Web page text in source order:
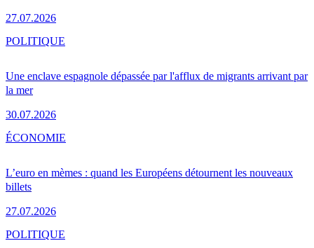
27.07.2026
Une enclave espagnole dépassée par l'afflux de migrants arrivant par
la mer
30.07.2026
POLITIQUE
L’euro en mèmes : quand les Européens détournent les nouveaux
billets
27.07.2026
ÉCONOMIE
POLITIQUE